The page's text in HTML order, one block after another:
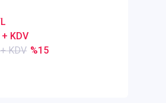
KDV %15
+ KDV